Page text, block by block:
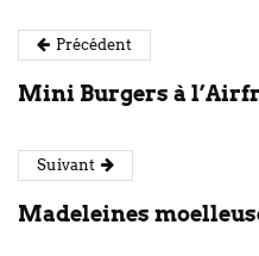
Précédent
Mini Burgers à
Suivant
Madeleines